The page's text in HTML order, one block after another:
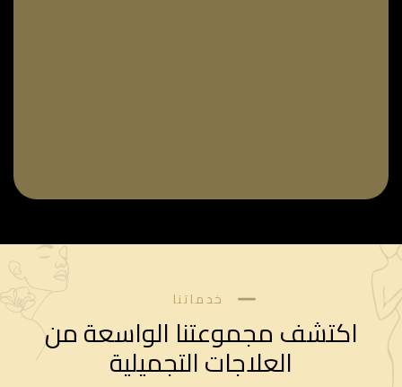
خدماتنا
اكتشف مجموعتنا الواسعة من
العلاجات التجميلية